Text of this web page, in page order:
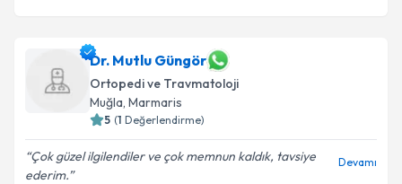
Dr. Mutlu Güngör
Ortopedi ve Travmatoloji
Muğla, Marmaris
5 (1 Değerlendirme)
Çok güzel ilgilendiler ve çok memnun kaldık, tavsiye
ederim.
Devamı